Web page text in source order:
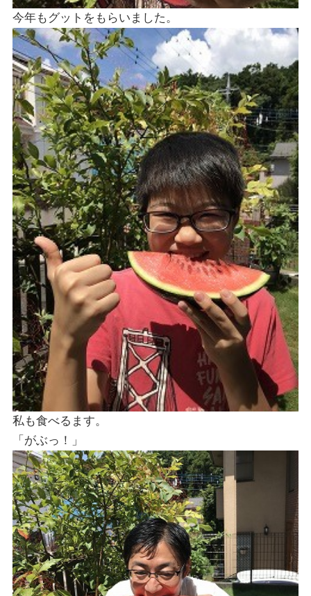
今年もグットをもらいました。
私も食べるます。
「がぶっ！」